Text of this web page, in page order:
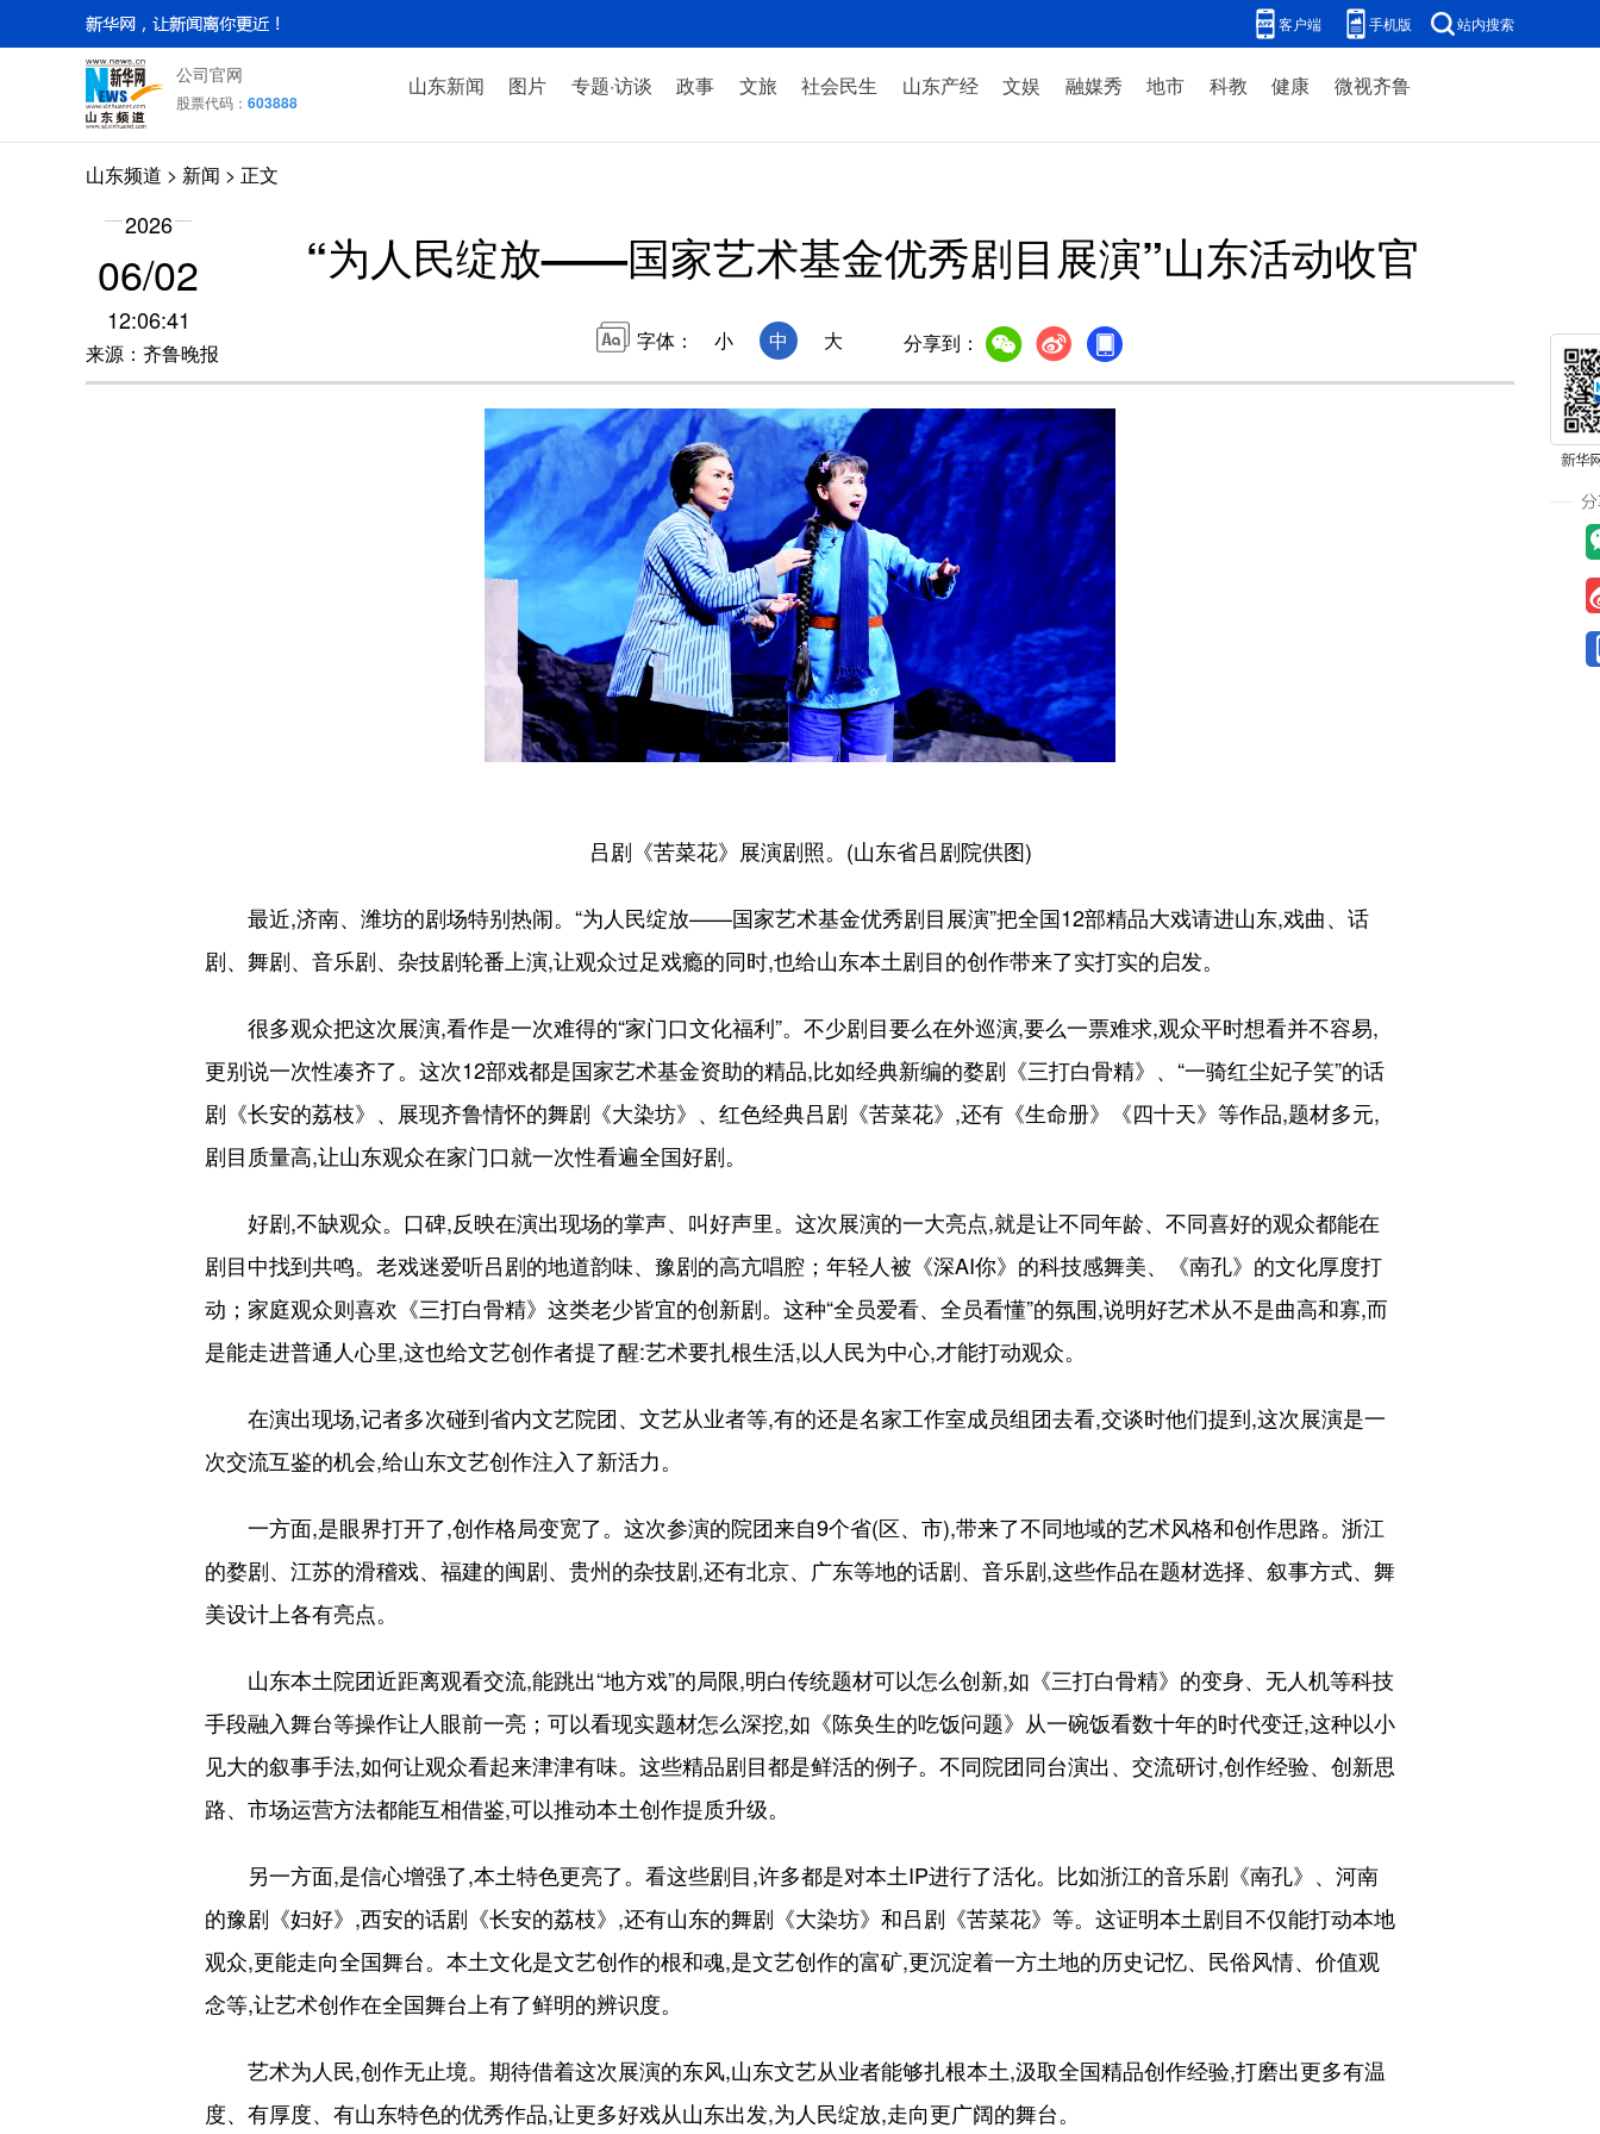
客户端 手机版 站内搜索
公司官网
股票代码： 603888
山东新闻 图片 专题·访谈 政事 文旅 社会民生 山东产经 文娱 融媒秀 地市 科教 健康 微视齐鲁
山东频道 > 新闻 > 正文
2026
06/02
12:06:41
来源：齐鲁晚报
“为人民绽放——国家艺术基金优秀剧目展演”山东活动收官
字体： 小 中 大 分享到：
吕剧《苦菜花》展演剧照。(山东省吕剧院供图)
最近,济南、潍坊的剧场特别热闹。“为人民绽放——国家艺术基金优秀剧目展演”把全国12部精品大戏请进山东,戏曲、话
剧、舞剧、音乐剧、杂技剧轮番上演,让观众过足戏瘾的同时,也给山东本土剧目的创作带来了实打实的启发。
很多观众把这次展演,看作是一次难得的“家门口文化福利”。不少剧目要么在外巡演,要么一票难求,观众平时想看并不容易,
更别说一次性凑齐了。这次12部戏都是国家艺术基金资助的精品,比如经典新编的婺剧《三打白骨精》、“一骑红尘妃子笑”的话
剧《长安的荔枝》、展现齐鲁情怀的舞剧《大染坊》、红色经典吕剧《苦菜花》,还有《生命册》《四十天》等作品,题材多元,
剧目质量高,让山东观众在家门口就一次性看遍全国好剧。
好剧,不缺观众。口碑,反映在演出现场的掌声、叫好声里。这次展演的一大亮点,就是让不同年龄、不同喜好的观众都能在
剧目中找到共鸣。老戏迷爱听吕剧的地道韵味、豫剧的高亢唱腔；年轻人被《深AI你》的科技感舞美、《南孔》的文化厚度打
动；家庭观众则喜欢《三打白骨精》这类老少皆宜的创新剧。这种“全员爱看、全员看懂”的氛围,说明好艺术从不是曲高和寡,而
是能走进普通人心里,这也给文艺创作者提了醒:艺术要扎根生活,以人民为中心,才能打动观众。
在演出现场,记者多次碰到省内文艺院团、文艺从业者等,有的还是名家工作室成员组团去看,交谈时他们提到,这次展演是一
次交流互鉴的机会,给山东文艺创作注入了新活力。
一方面,是眼界打开了,创作格局变宽了。这次参演的院团来自9个省(区、市),带来了不同地域的艺术风格和创作思路。浙江
的婺剧、江苏的滑稽戏、福建的闽剧、贵州的杂技剧,还有北京、广东等地的话剧、音乐剧,这些作品在题材选择、叙事方式、舞
美设计上各有亮点。
山东本土院团近距离观看交流,能跳出“地方戏”的局限,明白传统题材可以怎么创新,如《三打白骨精》的变身、无人机等科技
手段融入舞台等操作让人眼前一亮；可以看现实题材怎么深挖,如《陈奂生的吃饭问题》从一碗饭看数十年的时代变迁,这种以小
见大的叙事手法,如何让观众看起来津津有味。这些精品剧目都是鲜活的例子。不同院团同台演出、交流研讨,创作经验、创新思
路、市场运营方法都能互相借鉴,可以推动本土创作提质升级。
另一方面,是信心增强了,本土特色更亮了。看这些剧目,许多都是对本土IP进行了活化。比如浙江的音乐剧《南孔》、河南
的豫剧《妇好》,西安的话剧《长安的荔枝》,还有山东的舞剧《大染坊》和吕剧《苦菜花》等。这证明本土剧目不仅能打动本地
观众,更能走向全国舞台。本土文化是文艺创作的根和魂,是文艺创作的富矿,更沉淀着一方土地的历史记忆、民俗风情、价值观
念等,让艺术创作在全国舞台上有了鲜明的辨识度。
艺术为人民,创作无止境。期待借着这次展演的东风,山东文艺从业者能够扎根本土,汲取全国精品创作经验,打磨出更多有温
度、有厚度、有山东特色的优秀作品,让更多好戏从山东出发,为人民绽放,走向更广阔的舞台。